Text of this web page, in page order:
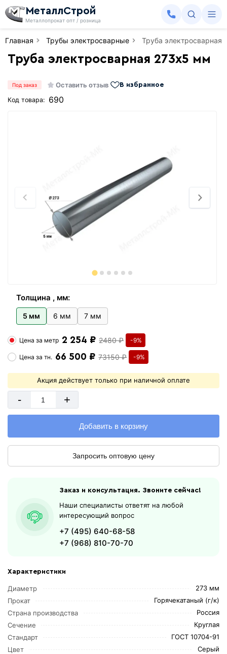
МеталлСтрой
Металлопрокат опт / розница
Главная Трубы электросварные Труба электросварная
Труба электросварная 273х5 мм
Под заказ Оставить отзыв В избранное
Код товара: 690
Толщина , мм:
5 мм 6 мм 7 мм
Характеристики
Диаметр
273 мм
Прокат
Горячекатаный (г/к)
Страна производства
Россия
Сечение
Круглая
Стандарт
ГОСТ 10704-91
Цвет
Серый
Цена за метр 2 254 ₽ 2480 ₽ -9%
Цена затн. 66 500 ₽ 73150 ₽ -9%
Акция действует только при наличной оплате
- +
Добавить в корзину
Запросить оптовую цену
Заказ и консультация. Звоните сейчас!
Наши специалисты ответят на любой
интересующий вопрос
+7 (495) 640-68-58
+7 (968) 810-70-70